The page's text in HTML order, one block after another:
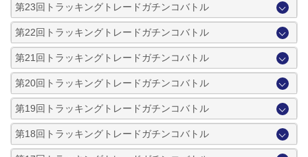
第23回トラッキングトレードガチンコバトル
第22回トラッキングトレードガチンコバトル
第21回トラッキングトレードガチンコバトル
第20回トラッキングトレードガチンコバトル
第19回トラッキングトレードガチンコバトル
第18回トラッキングトレードガチンコバトル